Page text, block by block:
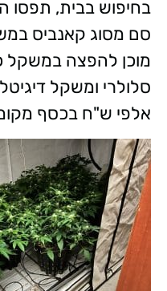
סם מסוג קאנביס
סלולרי ומשקל
אלפי ש"ח בכסף